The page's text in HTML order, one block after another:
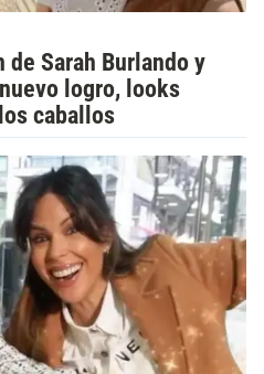
Sarah Burlando y
logro, looks
caballos